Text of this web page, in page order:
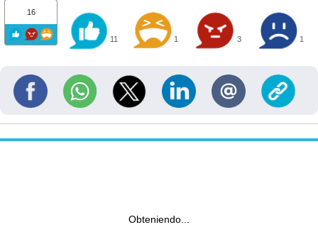
16
11 1 3 1
Obteniendo...